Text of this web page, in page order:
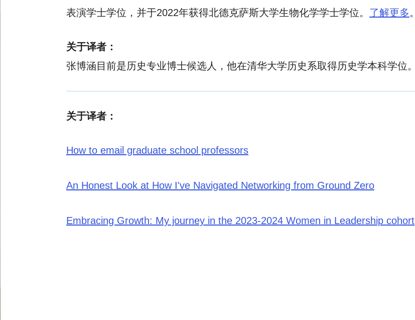
表演学士学位，并于2022年获得北德克萨斯大学生物化学学士学位。 了解更多。
关于译者：
张博涵目前是历史专业博士候选人，他在清华大学历史系取得历史学本科学位。
关于译者：
How to email graduate school professors
An Honest Look at How I've Navigated Networking from Ground Zero
Embracing Growth: My journey in the 2023-2024 Women in Leadership cohort